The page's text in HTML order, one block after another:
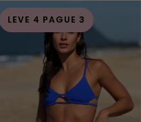
LEVE 4 PAGUE 3